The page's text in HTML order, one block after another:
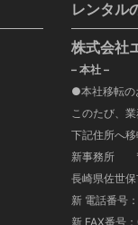
レンタル
株式会社
– 本社 –
●本社移転
このたび、
下記住所へ移
新事務所
長崎県佐世
新 電話番号
新 FAX番号